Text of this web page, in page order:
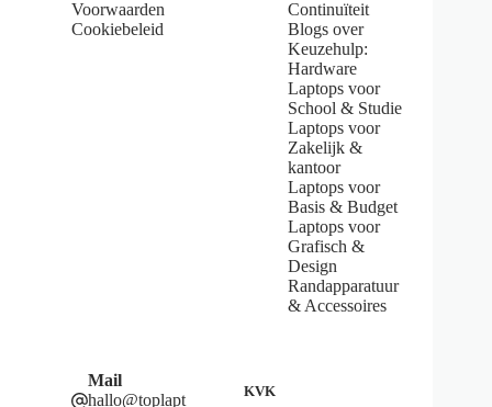
Voorwaarden
Cookiebeleid
Continuïteit
Blogs over
Keuzehulp:
Hardware
Laptops voor
School & Studie
Laptops voor
Zakelijk &
kantoor
Laptops voor
Basis & Budget
Laptops voor
Grafisch &
Design
Randapparatuur
& Accessoires
Mail
hallo@toplapt
KVK